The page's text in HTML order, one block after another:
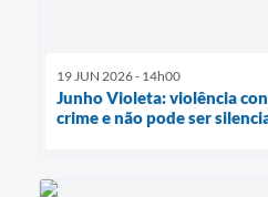
19 JUN 2026 - 14h00
Junho Violeta: violência
crime e não pode ser